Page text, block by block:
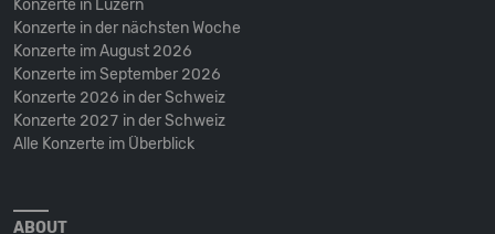
Konzerte in Luzern
Konzerte in der nächsten Woche
Konzerte im August 2026
Konzerte im September 2026
Konzerte 2026 in der Schweiz
Konzerte 2027 in der Schweiz
Alle Konzerte im Überblick
ABOUT